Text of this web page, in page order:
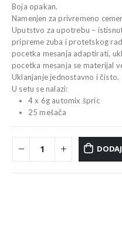
Boja opakan.
Namenjen za privremeno
Uputstvo za upotrebu –
pripreme zuba i protetskog
pocetka mesanja adaptirati,
pocetka mesanja se materijal
Uklanjanje jednostavno i čisto.
U setu se nalazi:
4 x 6g automix špric
25 mešača